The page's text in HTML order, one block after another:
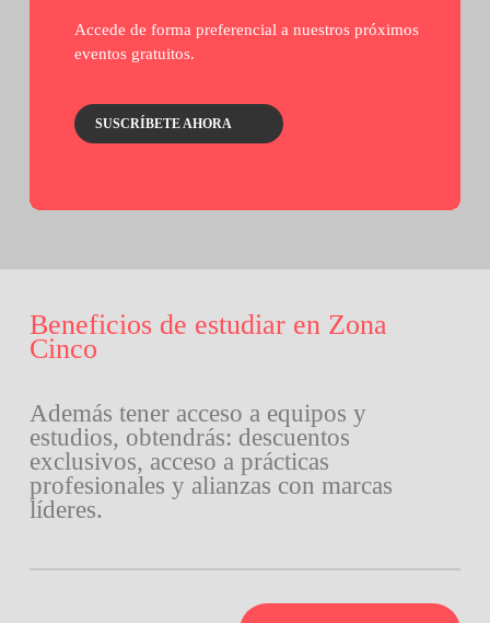
Accede de forma preferencial a nuestros próximos
eventos gratuitos.
SUSCRÍBETE AHORA
Beneficios de estudiar en Zona
Cinco
Además tener acceso a equipos y
estudios, obtendrás: descuentos
exclusivos, acceso a prácticas
profesionales y alianzas con marcas
líderes.